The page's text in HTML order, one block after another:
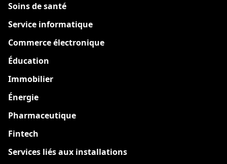
Soins de santé
Service informatique
Commerce électronique
Éducation
Immobilier
Énergie
Pharmaceutique
Fintech
Services liés aux installations